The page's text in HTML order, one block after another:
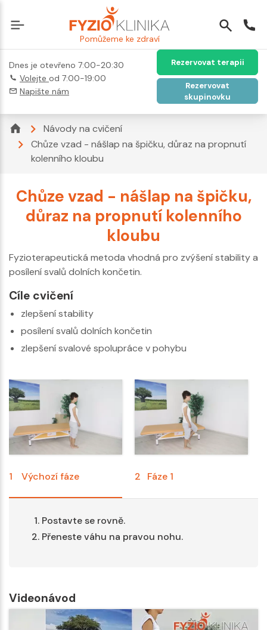
Pomůžeme ke zdraví
Dnes je otevřeno 7:00-20:30
Volejte od 7:00-19:00
Napište nám
Rezervovat terapii
Rezervovat
skupinovku
Návody na cvičení
Chůze vzad - nášlap na špičku, důraz na propnutí
kolenního kloubu
Chůze vzad - nášlap na špičku,
důraz na propnutí kolenního
kloubu
Fyzioterapeutická metoda vhodná pro zvýšení stability a
posílení svalů dolních končetin.
Cíle cvičení
zlepšení stability
posílení svalů dolních končetin
zlepšení svalové spolupráce v pohybu
1 Výchozí fáze 2 Fáze 1
Postavte se rovně.
Přeneste váhu na pravou nohu.
Videonávod